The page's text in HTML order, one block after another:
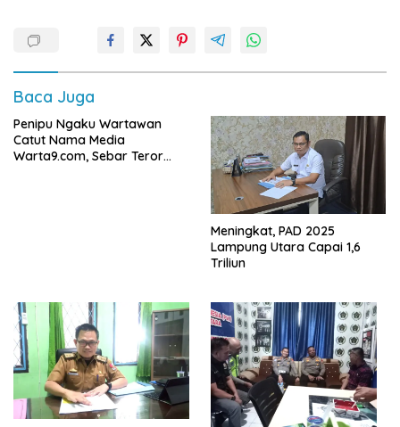
Baca Juga
Penipu Ngaku Wartawan
Catut Nama Media
Warta9.com, Sebar Teror
Meningkat, PAD 2025
Lampung Utara Capai 1,6
Triliun